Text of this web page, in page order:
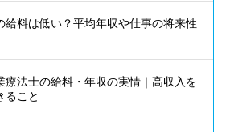
給料は低い？平均年収や仕事の将来性
療法士の給料・年収の実情｜高収入を
ること